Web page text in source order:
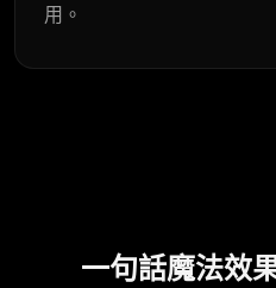
用。
一句話魔法效